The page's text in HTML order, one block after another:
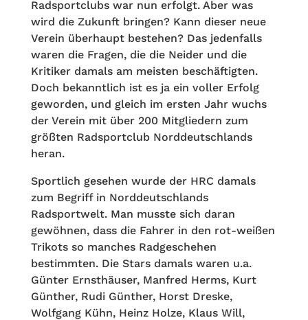
Radsportclubs war nun erfolgt. Aber was
wird die Zukunft bringen? Kann dieser neue
Verein überhaupt bestehen? Das jedenfalls
waren die Fragen, die die Neider und die
Kritiker damals am meisten beschäftigten.
Doch bekanntlich ist es ja ein voller Erfolg
geworden, und gleich im ersten Jahr wuchs
der Verein mit über 200 Mitgliedern zum
größten Radsportclub Norddeutschlands
heran.
Sportlich gesehen wurde der HRC damals
zum Begriff in Norddeutschlands
Radsportwelt. Man musste sich daran
gewöhnen, dass die Fahrer in den rot-weißen
Trikots so manches Radgeschehen
bestimmten. Die Stars damals waren u.a.
Günter Ernsthäuser, Manfred Herms, Kurt
Günther, Rudi Günther, Horst Dreske,
Wolfgang Kühn, Heinz Holze, Klaus Will,